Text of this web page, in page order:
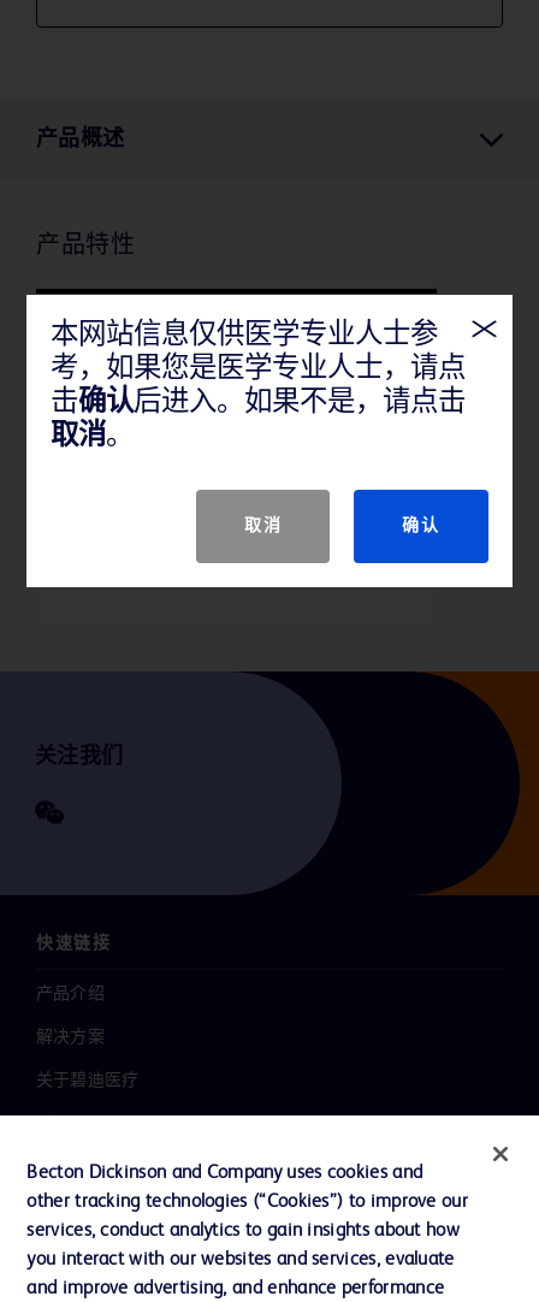
产品概述
产品特性
该产品适用于在开腹或者腹腔
镜外科手术（如疝修补术）时
片固定在组织上。
关注我们
快速链接
产品介绍
解决方案
关于碧迪医疗
职业发展
联系我们
主动召回
本网站信息仅供医学专业人士参
考，如果您是医学专业人士，请点
击确认后进入。如果不是，请点击
取消。
取消 确认
Becton Dickinson and Company uses cookies and
other tracking technologies (“Cookies”) to improve our
services, conduct analytics to gain insights about how
you interact with our websites and services, evaluate
and improve advertising, and enhance performance